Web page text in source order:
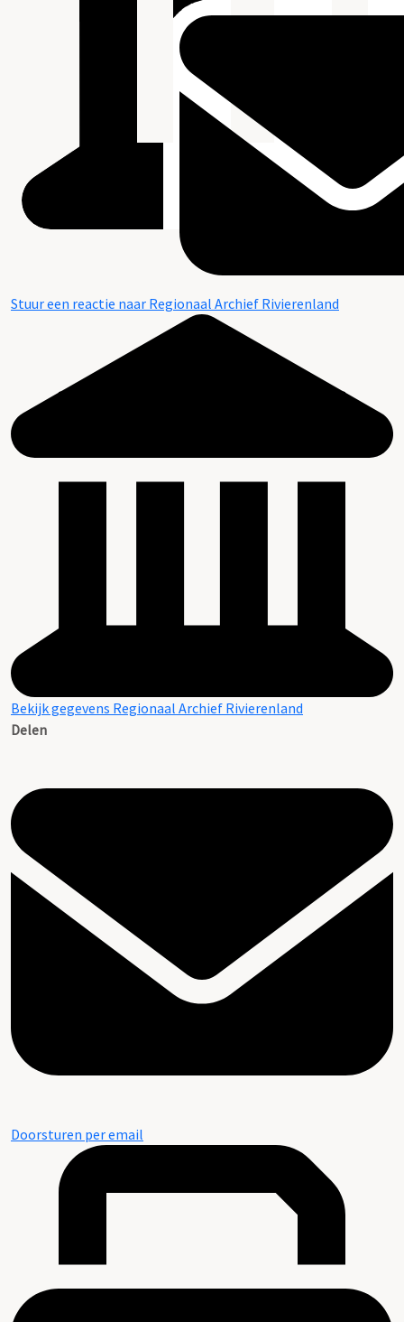
Stuur een reactie naar Regionaal Archief Rivierenland
Bekijk gegevens Regionaal Archief Rivierenland
Delen
Doorsturen per email